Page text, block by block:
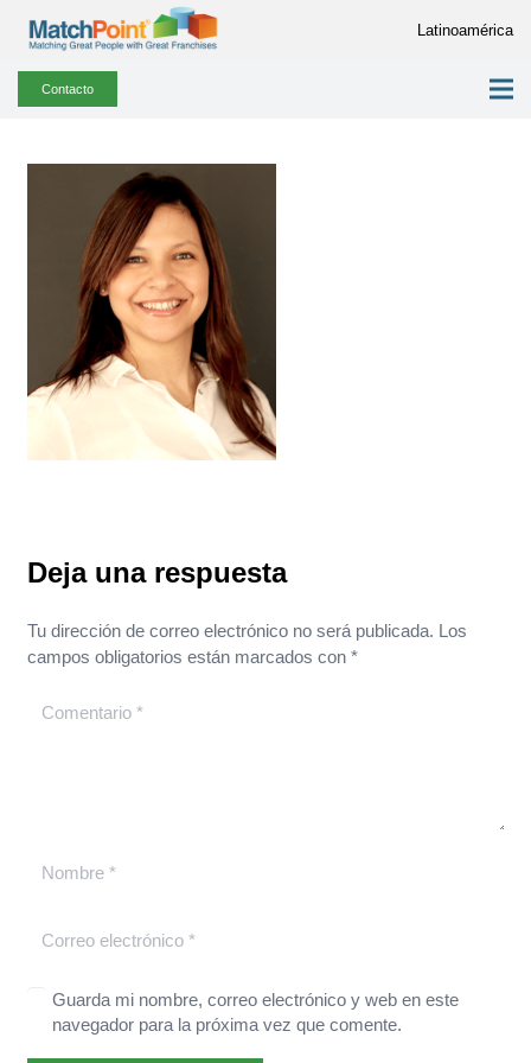
Latinoamérica
Contacto
Deja una respuesta
Tu dirección de correo electrónico no será publicada. Los
campos obligatorios están marcados con *
Guarda mi nombre, correo electrónico y web en este
navegador para la próxima vez que comente.